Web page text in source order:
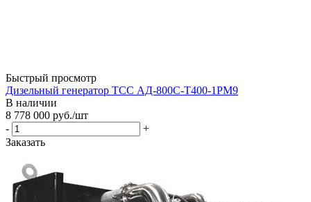
Быстрый просмотр
Дизельный генератор ТСС АД-800С-Т400-1РМ9
В наличии
8 778 000 руб./шт
-
+
Заказать